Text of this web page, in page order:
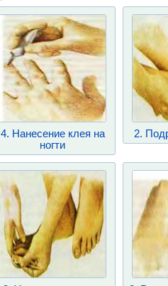
4. Нанесение клея на
ногти
2.